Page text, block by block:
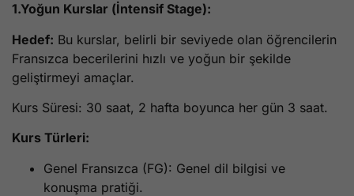
1.Yoğun Kurslar (İntensif Stage):
Hedef: Bu kurslar, belirli bir seviyede olan öğrencilerin
Fransızca becerilerini hızlı ve yoğun bir şekilde
geliştirmeyi amaçlar.
Kurs Süresi: 30 saat, 2 hafta boyunca her gün 3 saat.
Kurs Türleri:
Genel Fransızca (FG): Genel dil bilgisi ve
konuşma pratiği.